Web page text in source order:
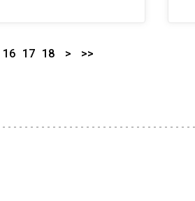
16 17 18 > >>